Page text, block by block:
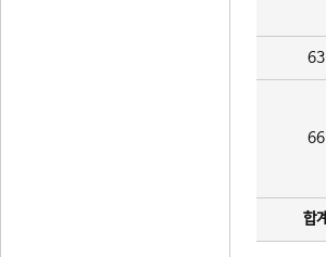
63
66
합계